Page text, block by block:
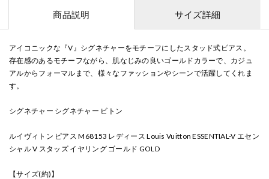
商品説明 サイズ詳細
アイコニックな『V』シグネチャーをモチーフにしたスタッド式ピアス。
存在感のあるモチーフながら、肌なじみの良いゴールドカラーで、カジュ
アルからフォーマルまで、様々なファッションやシーンで活躍してくれま
す。
シグネチャー シグネチャー ビトン
ルイヴィトン ピアス M68153 レディース Louis Vuitton ESSENTIAL-V エセン
シャル V スタッズ イヤリング ゴールド GOLD
【サイズ(約)】